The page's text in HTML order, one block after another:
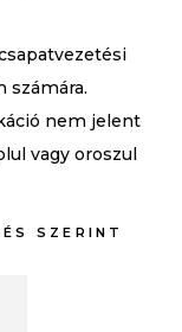
számára.
nem jelent
vagy oroszul
SZERINT